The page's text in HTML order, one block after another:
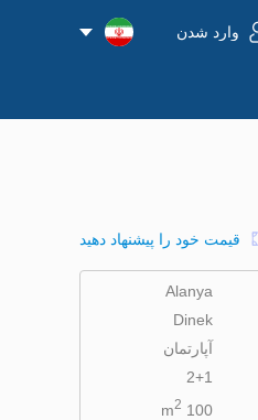
وارد شدن
قیمت خود را پیشنهاد دهید
Alanya
Dinek
آپارتمان
2+1
100 m
2